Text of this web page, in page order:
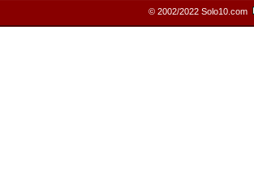
© 2002/2022 Solo10.com